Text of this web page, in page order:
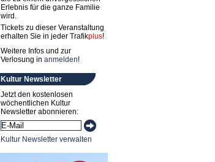
Erlebnis für die ganze Familie
wird.
Tickets zu dieser Veranstaltung
erhalten Sie in jeder Trafikplus!
Weitere Infos und zur
Verlosung in anmelden!
Kultur Newsletter
Jetzt den kostenlosen
wöchentlichen Kultur
Newsletter abonnieren:
Kultur Newsletter verwalten